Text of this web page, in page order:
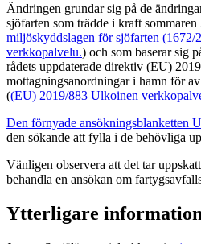
Ändringen grundar sig på de
sjöfarten som trädde i kraft sommaren
miljöskyddslagen för sjöfarten (1672/
verkkopalvelu.) och som baserar sig
rådets uppdaterade direktiv (EU)
mottagningsanordningar i hamn för
((EU) 2019/883 Ulkoinen
Den förnyade ansökningsblanketten
den sökande att fylla i de behövliga
Vänligen observera att det tar
behandla en ansökan om
Ytterligare information